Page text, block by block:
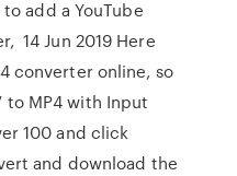
add a YouTube
14 Jun 2019 Here
converter online, so
to MP4 with Input
100 and click
and download the